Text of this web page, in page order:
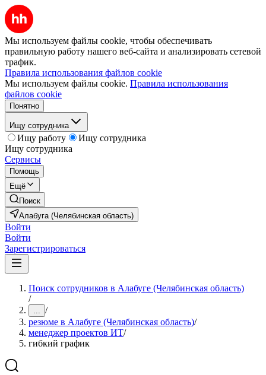
Мы используем файлы cookie, чтобы обеспечивать
правильную работу нашего веб-сайта и анализировать сетевой
трафик.
Правила использования файлов cookie
Мы используем файлы cookie. Правила использования
файлов cookie
Понятно
Ищу сотрудника
Ищу работу
Ищу сотрудника
Ищу сотрудника
Сервисы
Помощь
Ещё
Поиск
Алабуга (Челябинская область)
Войти
Войти
Зарегистрироваться
Поиск сотрудников в Алабуге (Челябинская область)
/
... /
резюме в Алабуге (Челябинская область)/
менеджер проектов ИТ/
гибкий график